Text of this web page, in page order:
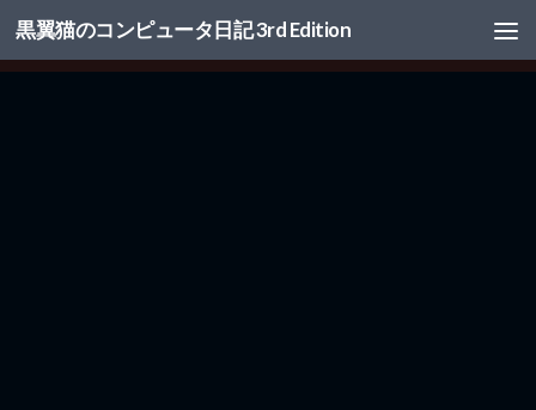
コンテンツへスキップ
黒翼猫のコンピュータ日記 3rd Edition